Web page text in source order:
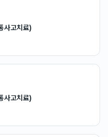
사고치료)
사고치료)